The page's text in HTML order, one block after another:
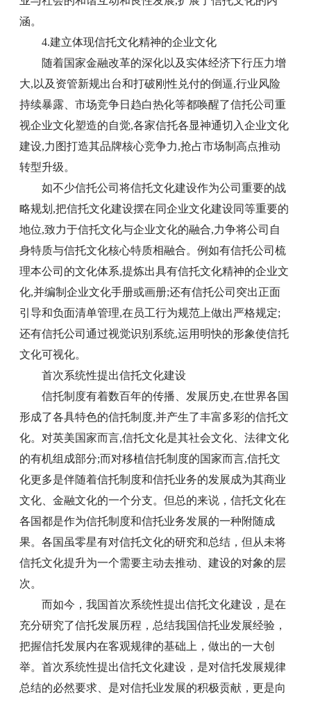
涵。
4.建立体现信托文化精神的企业文化
随着国家金融改革的深化以及实体经济下行压力增
大,以及资管新规出台和打破刚性兑付的倒逼,行业风险
持续暴露、市场竞争日趋白热化等都唤醒了信托公司重
视企业文化塑造的自觉,各家信托各显神通切入企业文化
建设,力图打造其品牌核心竞争力,抢占市场制高点推动
转型升级。
如不少信托公司将信托文化建设作为公司重要的战
略规划,把信托文化建设摆在同企业文化建设同等重要的
地位,致力于信托文化与企业文化的融合,力争将公司自
身特质与信托文化核心特质相融合。例如有信托公司梳
理本公司的文化体系,提炼出具有信托文化精神的企业文
化,并编制企业文化手册或画册;还有信托公司突出正面
引导和负面清单管理,在员工行为规范上做出严格规定;
还有信托公司通过视觉识别系统,运用明快的形象使信托
文化可视化。
首次系统性提出信托文化建设
信托制度有着数百年的传播、发展历史,在世界各国
形成了各具特色的信托制度,并产生了丰富多彩的信托文
化。对英美国家而言,信托文化是其社会文化、法律文化
的有机组成部分;而对移植信托制度的国家而言,信托文
化更多是伴随着信托制度和信托业务的发展成为其商业
文化、金融文化的一个分支。但总的来说，信托文化在
各国都是作为信托制度和信托业务发展的一种附随成
果。各国虽零星有对信托文化的研究和总结，但从未将
信托文化提升为一个需要主动去推动、建设的对象的层
次。
而如今，我国首次系统性提出信托文化建设，是在
充分研究了信托发展历程，总结我国信托业发展经验，
把握信托发展内在客观规律的基础上，做出的一大创
举。首次系统性提出信托文化建设，是对信托发展规律
总结的必然要求、是对信托业发展的积极贡献，更是向